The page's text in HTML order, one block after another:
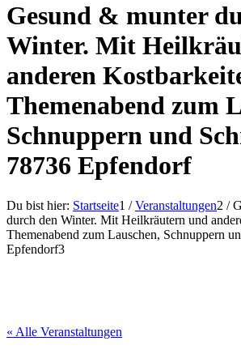
Gesund & munter
Winter. Mit
anderen
Themenabend zum
Schnuppern und
78736 Epfendorf
Du bist hier: Startseite1 / Veranstaltungen2 /
durch den Winter. Mit Heilkräutern und
Themenabend zum Lauschen, Schnuppern
Epfendorf3
« Alle Veranstaltungen